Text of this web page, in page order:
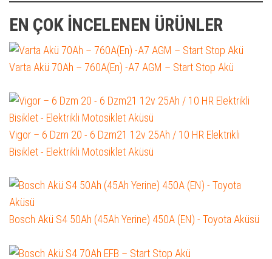
EN ÇOK İNCELENEN ÜRÜNLER
Varta Akü 70Ah – 760A(En) -A7 AGM – Start Stop Akü
Vigor – 6 Dzm 20 - 6 Dzm21 12v 25Ah / 10 HR Elektrikli
Bisiklet - Elektrikli Motosiklet Aküsü
Bosch Akü S4 50Ah (45Ah Yerine) 450A (EN) - Toyota Aküsü